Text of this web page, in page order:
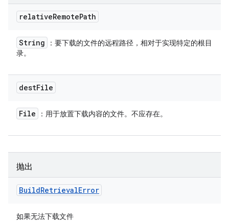
relativeRemotePath
String
：要下载的文件的远程路径，相对于实现特定的根目
录。
destFile
File ：用于放置下载内容的文件。不应存在。
抛出
BuildRetrievalError
如果无法下载文件